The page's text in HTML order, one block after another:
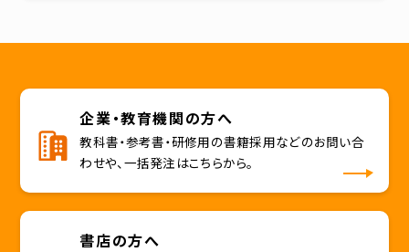
企業・教育機関の方へ
教科書・参考書・研修用の書籍採用などのお問い合
わせや、一括発注はこちらから。
書店の方へ